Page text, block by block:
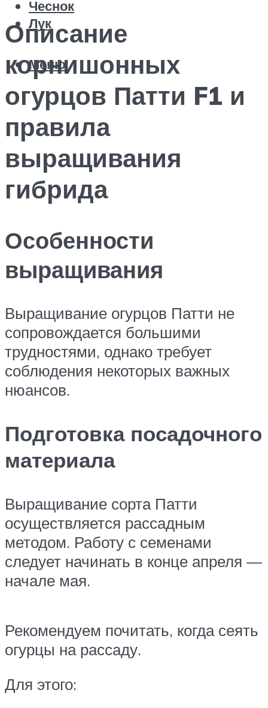
Чеснок
Лук
Меню
Описание
корнишонных
огурцов Патти F1 и
правила
выращивания
гибрида
Особенности
выращивания
Выращивание огурцов Патти не
сопровождается большими
трудностями, однако требует
соблюдения некоторых важных
нюансов.
Подготовка посадочного
материала
Выращивание сорта Патти
осуществляется рассадным
методом. Работу с семенами
следует начинать в конце апреля —
начале мая.
Рекомендуем почитать, когда сеять
огурцы на рассаду.
Для этого: